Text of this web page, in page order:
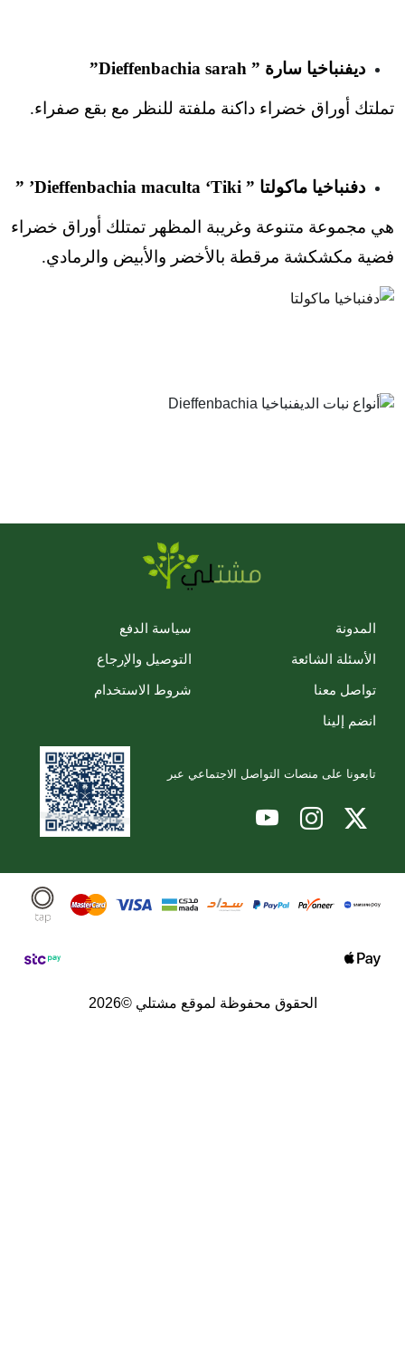
ديفنباخيا سارة ” Dieffenbachia sarah”
تملتك أوراق خضراء داكنة ملفتة للنظر مع بقع صفراء.
دفنباخيا ماكولتا ” Dieffenbachia maculta ‘Tiki’ ”
هي مجموعة متنوعة وغريبة المظهر تمتلك أوراق خضراء
فضية مكشكشة مرقطة بالأخضر والأبيض والرمادي.
المدونة
الأسئلة الشائعة
تواصل معنا
انضم إلينا
سياسة الدفع
التوصيل والإرجاع
شروط الاستخدام
تابعونا على منصات التواصل الاجتماعي عبر
الحقوق محفوظة لموقع مشتلي ©2026